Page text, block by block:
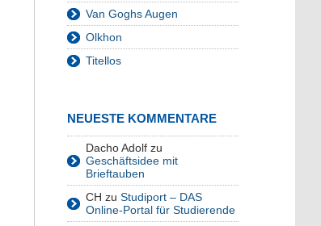
Van Goghs Augen
Olkhon
Titellos
NEUESTE KOMMENTARE
Dacho Adolf zu
Geschäftsidee mit
Brieftauben
CH zu Studiport – DAS
Online-Portal für Studierende